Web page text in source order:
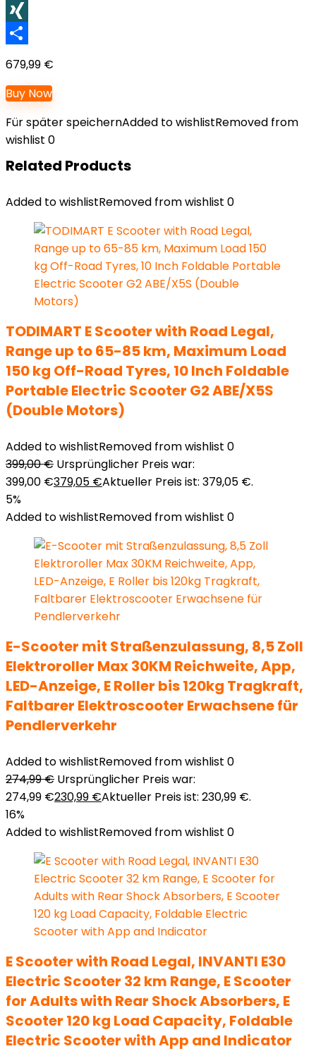
LinkedIn
XING
679,99 €
Buy Now
Für später speichernAdded to wishlistRemoved from
wishlist 0
Related Products
Added to wishlistRemoved from wishlist 0
TODIMART E Scooter with Road Legal,
Range up to 65-85 km, Maximum Load
150 kg Off-Road Tyres, 10 Inch Foldable
Portable Electric Scooter G2 ABE/X5S
(Double Motors)
Added to wishlistRemoved from wishlist 0
399,00€ Ursprünglicher Preis war:
399,00 €379,05 €Aktueller Preis ist: 379,05 €.
5%
Added to wishlistRemoved from wishlist 0
E-Scooter mit Straßenzulassung, 8,5 Zoll
Elektroroller Max 30KM Reichweite, App,
LED-Anzeige, E Roller bis 120kg Tragkraft,
Faltbarer Elektroscooter Erwachsene für
Pendlerverkehr
Added to wishlistRemoved from wishlist 0
274,99€ Ursprünglicher Preis war:
274,99 €230,99 €Aktueller Preis ist: 230,99 €.
16%
Added to wishlistRemoved from wishlist 0
E Scooter with Road Legal, INVANTI E30
Electric Scooter 32 km Range, E Scooter
for Adults with Rear Shock Absorbers, E
Scooter 120 kg Load Capacity, Foldable
Electric Scooter with App and Indicator